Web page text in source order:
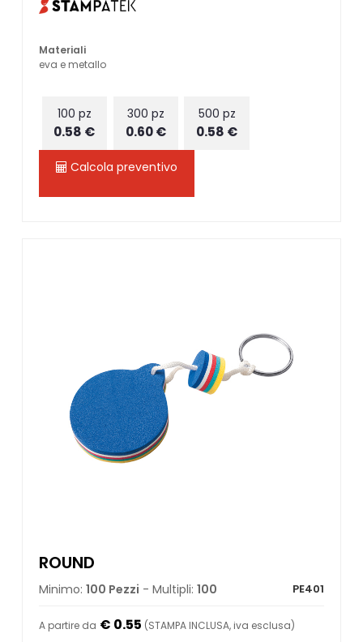
Materiali
eva e metallo
100 pz
0.58 €
300 pz
0.60 €
500 pz
0.58 €
Calcola preventivo
ROUND
Minimo: 100 Pezzi - Multipli: 100 PE401
A partire da € 0.55 (STAMPA INCLUSA, iva esclusa)